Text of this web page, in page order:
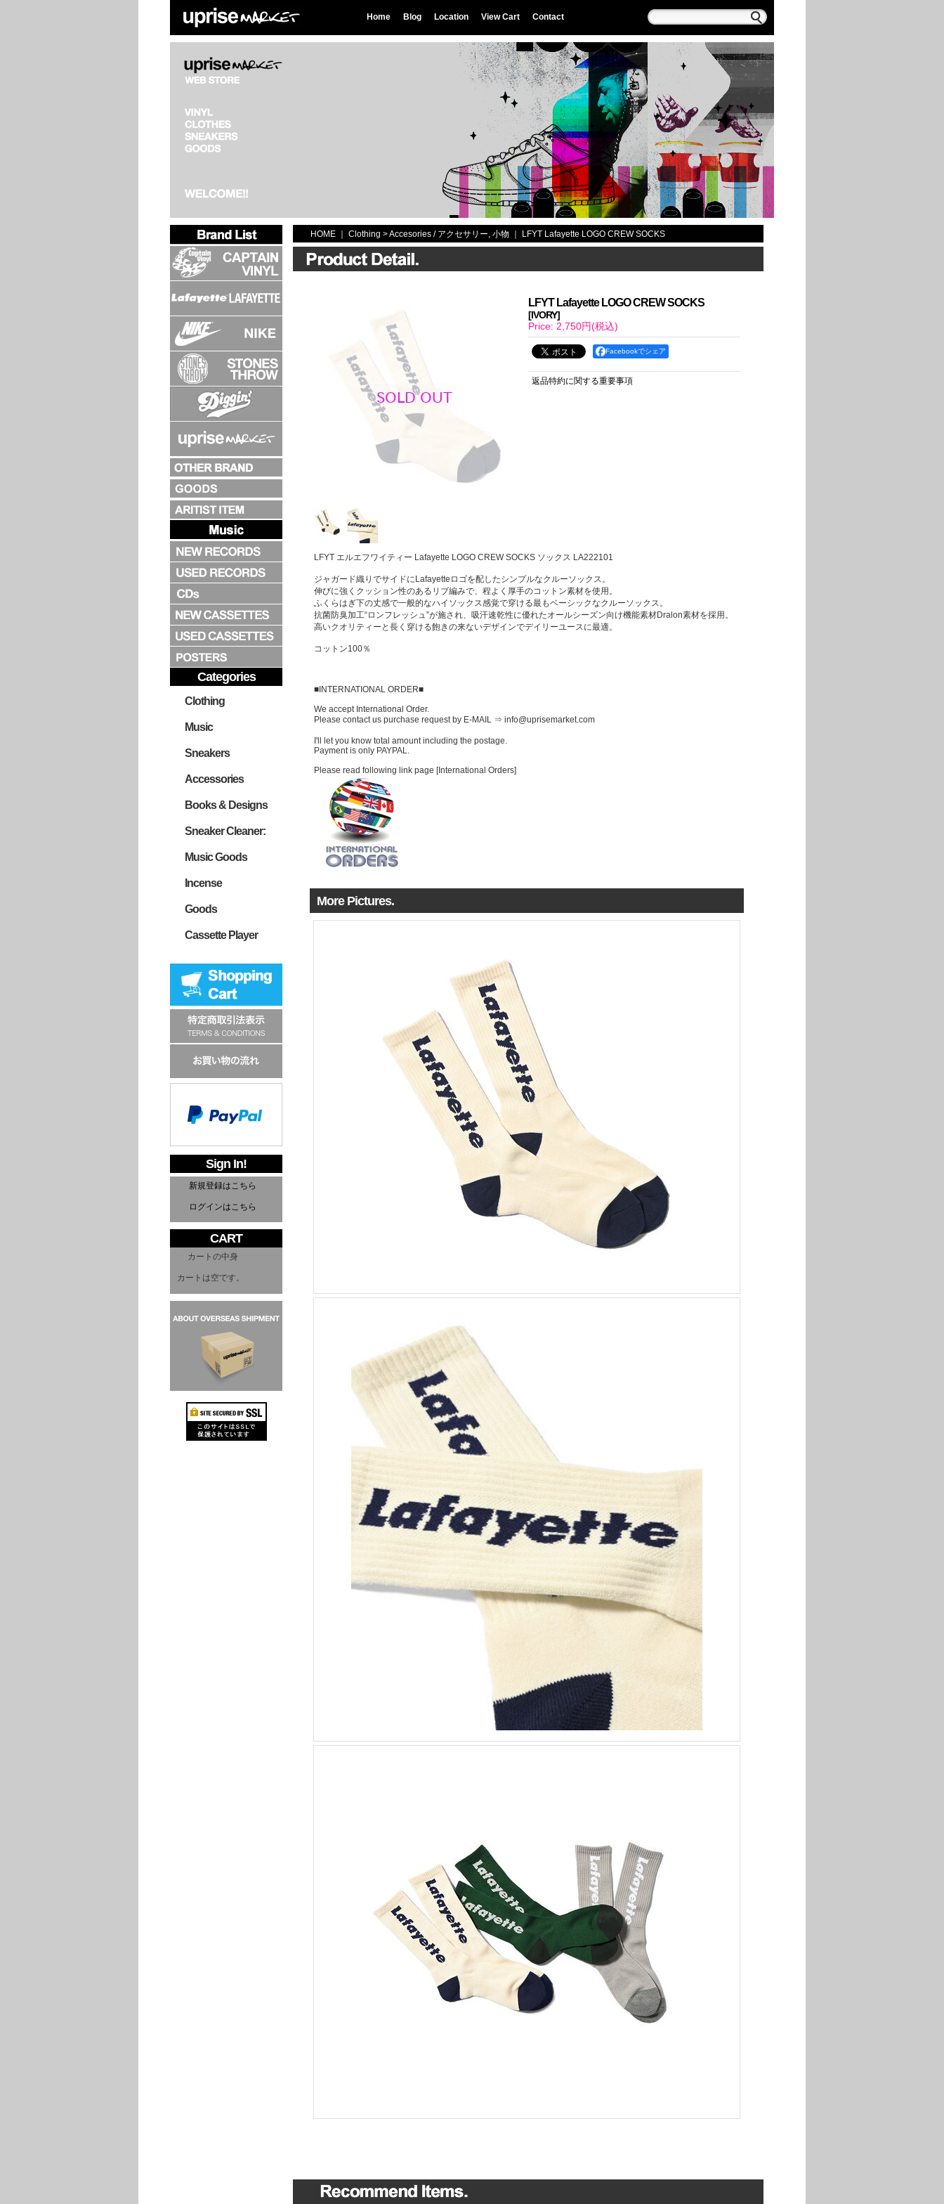
Home Blog Location View Cart Contact
Categories
Clothing
Music
Sneakers
Accessories
Books & Designs
Sneaker Cleaner:
Music Goods
Incense
Goods
Cassette Player
Sign In!
新規登録はこちら
ログインはこちら
CART
カートの中身
カートは空です。
HOME ｜ Clothing >Accesories / アクセサリー, 小物 LFYT Lafayette LOGO CREW SOCKS
LFYT Lafayette LOGO CREW SOCKS
[IVORY]
Price: 2,750円(税込)
Facebookでシェア
返品特約に関する重要事項
LFYT エルエフワイティー Lafayette LOGO CREW SOCKS ソックス LA222101
ジャガード織りでサイドにLafayetteロゴを配したシンプルなクルーソックス。
伸びに強くクッション性のあるリブ編みで、程よく厚手のコットン素材を使用。
ふくらはぎ下の丈感で一般的なハイソックス感覚で穿ける最もベーシックなクルーソックス。
抗菌防臭加工“ロンフレッシュ”が施され、吸汗速乾性に優れたオールシーズン向け機能素材Dralon素材を採用。
高いクオリティーと長く穿ける飽きの来ないデザインでデイリーユースに最適。
コットン100％
■INTERNATIONAL ORDER■
We accept International Order.
Please contact us purchase request by E-MAIL ⇒ info@uprisemarket.com
I'll let you know total amount including the postage.
Payment is only PAYPAL.
Please read following link page [International Orders]
More Pictures.